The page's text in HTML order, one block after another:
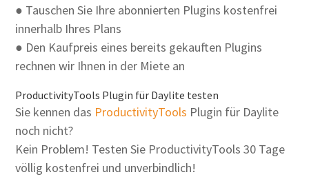
● Tauschen Sie Ihre abonnierten Plugins kostenfrei
innerhalb Ihres Plans
● Den Kaufpreis eines bereits gekauften Plugins
rechnen wir Ihnen in der Miete an
ProductivityTools Plugin für Daylite testen
Sie kennen das ProductivityTools Plugin für Daylite
noch nicht?
Kein Problem! Testen Sie ProductivityTools 30 Tage
völlig kostenfrei und unverbindlich!